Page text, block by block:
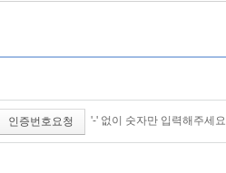
인증번호요청 '-' 없이 숫자만 입력해주세요